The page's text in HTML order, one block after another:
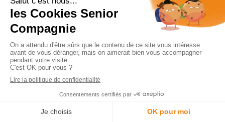
Dernière mise à jour le 07/02/2026
Nathan PARPINELLI
Expert SEO chez Senior
Compagnie, Nathan conçoit et
rédige des contenus
domicile, le grand âge, le